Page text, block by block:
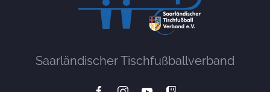
Saarländischer Tischfußballverband